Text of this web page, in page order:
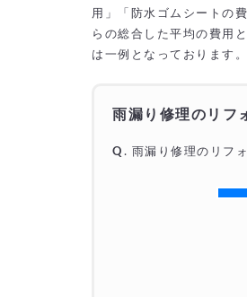
用」「防水ゴムシートの
らの総合した平均の費用
は一例となっております
雨漏り修理のリ
Q . 雨漏り修理のリフ